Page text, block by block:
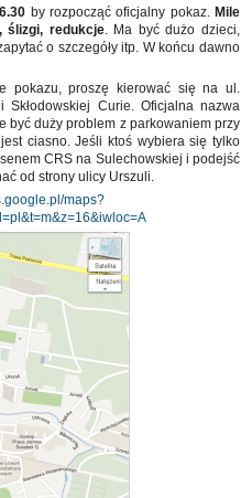
by rozpocząć oficjalny pokaz. Mile
ślizgi, redukcje. Ma być dużo dzieci,
o szczegóły itp. W końcu dawno
pokazu, proszę kierować się na ul.
Curie. Oficjalna nazwa
być duży problem z parkowaniem przy
ciasno. Jeśli ktoś wybiera się tylko
CRS na Sulechowskiej i podejść
od strony ulicy Urszuli.
maps?